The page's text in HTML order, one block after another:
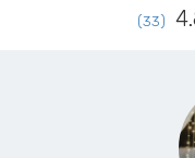
(33)